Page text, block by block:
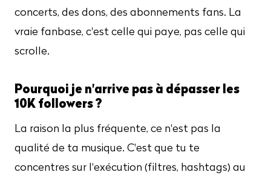
concerts, des dons, des abonnements fans. La
vraie fanbase, c'est celle qui paye, pas celle qui
scrolle.
Pourquoi je n'arrive pas à dépasser les
10K followers ?
La raison la plus fréquente, ce n'est pas la
qualité de ta musique. C'est que tu te
concentres sur l'exécution (filtres, hashtags) au